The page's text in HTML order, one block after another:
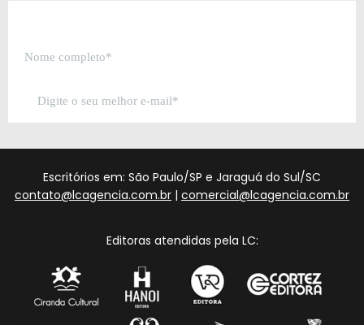
Escritórios em: São Paulo/SP e Jaraguá do Sul/SC
contato@lcagencia.com.br | comercial@lcagencia.com.br
Editoras atendidas pela LC: